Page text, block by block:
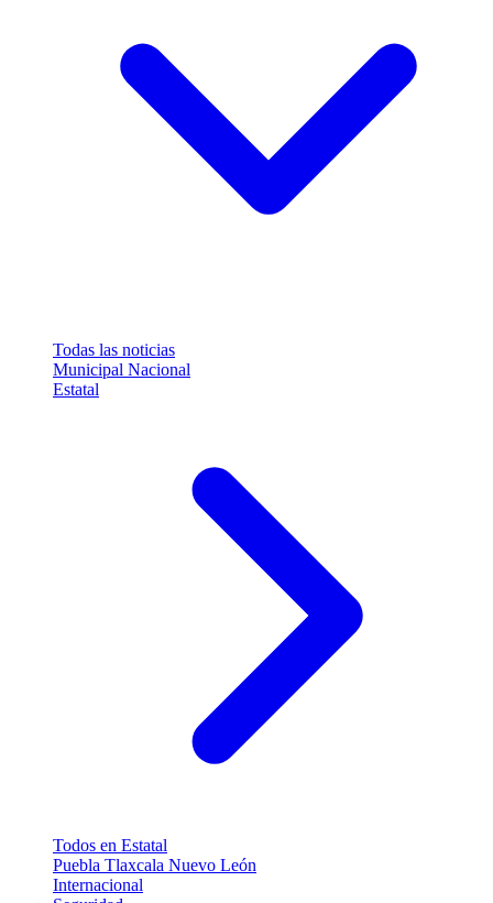
Todas las noticias
Municipal Nacional
Estatal
Todos en Estatal
Puebla Tlaxcala Nuevo León
Internacional